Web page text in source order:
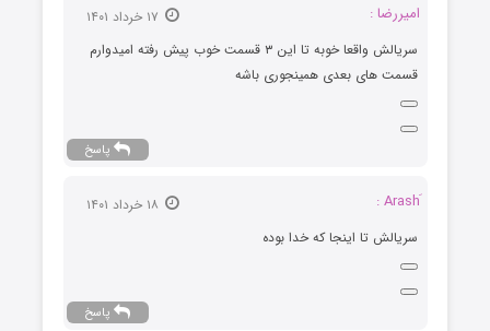
امیررضا :
سریالش واقعا خوبه تا این ۳ قسمت خوب پیش رفته امیدوارم
قسمت های بعدی همینجوری باشه
پاسخ
َArash :
سریالش تا اینجا که خدا بوده
پاسخ